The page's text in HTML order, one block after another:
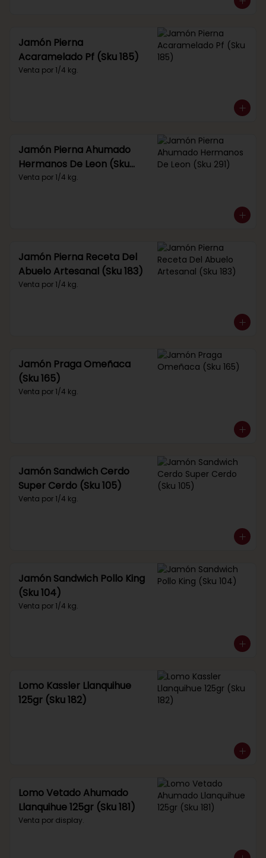
Jamón Pierna
Acaramelado Pf (Sku 185)
Venta por 1/4 kg.
Jamón Pierna Ahumado
Hermanos De Leon (Sku
291)
Venta por 1/4 kg.
Jamón Pierna Receta Del
Abuelo Artesanal (Sku 183)
Venta por 1/4 kg.
Jamón Praga Omeñaca
(Sku 165)
Venta por 1/4 kg.
Jamón Sandwich Cerdo
Super Cerdo (Sku 105)
Venta por 1/4 kg.
Jamón Sandwich Pollo King
(Sku 104)
Venta por 1/4 kg.
Lomo Kassler Llanquihue
125gr (Sku 182)
Lomo Vetado Ahumado
Llanquihue 125gr (Sku 181)
Venta por display.